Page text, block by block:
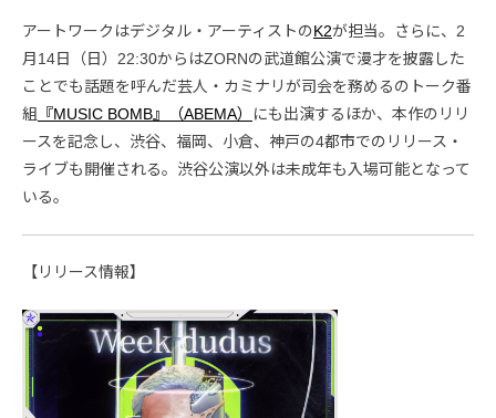
アートワークはデジタル・アーティストのK2が担当。さらに、2
月14日（日）22:30からはZORNの武道館公演で漫才を披露した
ことでも話題を呼んだ芸人・カミナリが司会を務めるのトーク番
組 『MUSIC BOMB』（ABEMA）
にも出演するほか、本作のリリ
ースを記念し、渋谷、福岡、小倉、神戸の4都市でのリリース・
ライブも開催される。渋谷公演以外は未成年も入場可能となって
いる。
【リリース情報】